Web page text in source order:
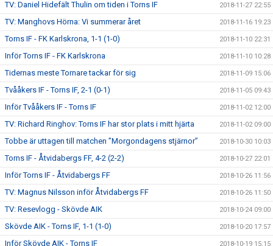
TV: Daniel Hidefält Thulin om tiden i Torns IF 2018-11-27 22:55
TV: Manghovs Hörna: Vi summerar året 2018-11-16 19:23
Torns IF - FK Karlskrona, 1-1 (1-0) 2018-11-10 22:31
Inför Torns IF - FK Karlskrona 2018-11-10 10:28
Tidernas meste Tornare tackar för sig 2018-11-09 15:06
Tvååkers IF - Torns IF, 2-1 (0-1) 2018-11-05 09:43
Inför Tvååkers IF - Torns IF 2018-11-02 12:00
TV: Richard Ringhov: Torns IF har stor plats i mitt hjärta 2018-11-02 09:00
Tobbe är uttagen till matchen ”Morgondagens stjärnor” 2018-10-30 10:03
Torns IF - Åtvidabergs FF, 4-2 (2-2) 2018-10-27 22:01
Inför Torns IF - Åtvidabergs FF 2018-10-26 11:56
TV: Magnus Nilsson inför Åtvidabergs FF 2018-10-26 11:50
TV: Resevlogg - Skövde AIK 2018-10-24 09:00
Skövde AIK - Torns IF, 1-1 (1-0) 2018-10-20 17:57
Inför Skövde AIK - Torns IF 2018-10-19 15:15